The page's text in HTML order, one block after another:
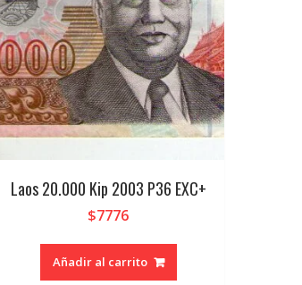
Laos 20.000 Kip 2003 P36 EXC+
$7776
Añadir al carrito